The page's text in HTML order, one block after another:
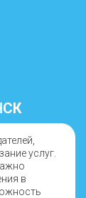
услуг.
в